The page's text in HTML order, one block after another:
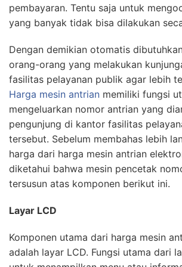
pembayaran. Tentu saja untuk
yang banyak tidak bisa dilakukan
Dengan demikian otomatis
orang-orang yang melakukan
fasilitas pelayanan publik agar lebih
Harga mesin antrian memiliki fungsi
mengeluarkan nomor antrian yang
pengunjung di kantor fasilitas
tersebut. Sebelum membahas lebih
harga dari harga mesin antrian
diketahui bahwa mesin pencetak
tersusun atas komponen berikut ini.
Layar LCD
Komponen utama dari harga mesin
adalah layar LCD. Fungsi utama dari